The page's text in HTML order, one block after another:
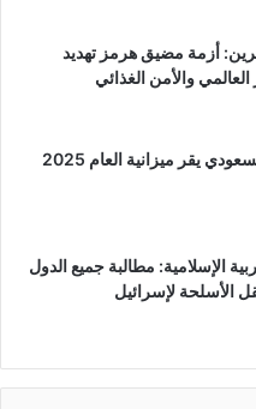
أزمة مضيق هرمز تهديد
والأمن الغذائي
يقر ميزانية العام 2025
الإسلامية: مطالبة جميع الدول
الأسلحة لإسرائيل